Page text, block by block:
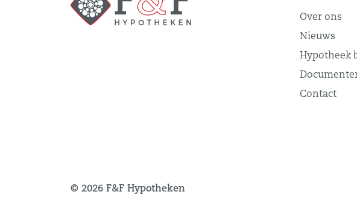
Over ons
Nieuws
Hypotheek
Contact
© 2026 F&F Hypotheken